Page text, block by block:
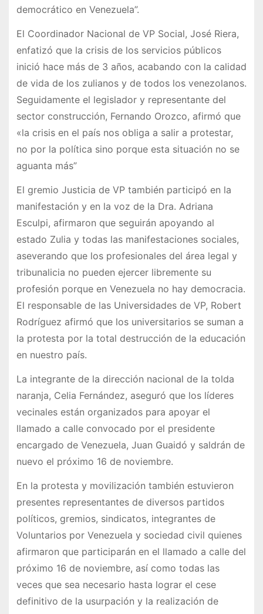
democrático en Venezuela”.
El Coordinador Nacional de VP Social, José Riera,
enfatizó que la crisis de los servicios públicos
inició hace más de 3 años, acabando con la calidad
de vida de los zulianos y de todos los venezolanos.
Seguidamente el legislador y representante del
sector construcción, Fernando Orozco, afirmó que
«la crisis en el país nos obliga a salir a protestar,
no por la política sino porque esta situación no se
aguanta más”
El gremio Justicia de VP también participó en la
manifestación y en la voz de la Dra. Adriana
Esculpi, afirmaron que seguirán apoyando al
estado Zulia y todas las manifestaciones sociales,
aseverando que los profesionales del área legal y
tribunalicia no pueden ejercer libremente su
profesión porque en Venezuela no hay democracia.
El responsable de las Universidades de VP, Robert
Rodríguez afirmó que los universitarios se suman a
la protesta por la total destrucción de la educación
en nuestro país.
La integrante de la dirección nacional de la tolda
naranja, Celia Fernández, aseguró que los líderes
vecinales están organizados para apoyar el
llamado a calle convocado por el presidente
encargado de Venezuela, Juan Guaidó y saldrán de
nuevo el próximo 16 de noviembre.
En la protesta y movilización también estuvieron
presentes representantes de diversos partidos
políticos, gremios, sindicatos, integrantes de
Voluntarios por Venezuela y sociedad civil quienes
afirmaron que participarán en el llamado a calle del
próximo 16 de noviembre, así como todas las
veces que sea necesario hasta lograr el cese
definitivo de la usurpación y la realización de